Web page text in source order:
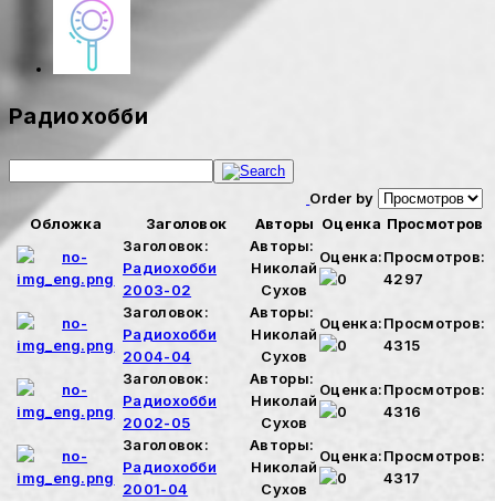
Радиохобби
Order by
Обложка
Заголовок Авторы Оценка Просмотров
Заголовок:
Радиохобби
2003-02
Авторы:
Николай
Сухов
Оценка:Просмотров:
4297
Заголовок:
Радиохобби
2004-04
Авторы:
Николай
Сухов
Оценка:Просмотров:
4315
Заголовок:
Радиохобби
2002-05
Авторы:
Николай
Сухов
Оценка:Просмотров:
4316
Заголовок:
Радиохобби
2001-04
Авторы:
Николай
Сухов
Оценка:Просмотров:
4317